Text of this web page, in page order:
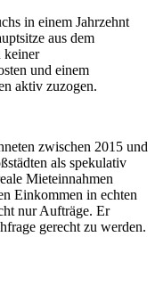
in einem Jahrzehnt
aus dem
keiner
und einem
aktiv zuzogen.
zwischen 2015 und
als spekulativ
Mieteinnahmen
Einkommen in echten
nur Aufträge. Er
gerecht zu werden.